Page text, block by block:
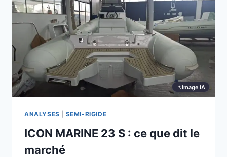
Image IA
ANALYSES SEMI-RIGIDE
ICON MARINE 23 S : ce que dit le
marché